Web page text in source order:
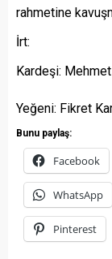
rahmetine
İrt:
Kardeşi:
Yeğeni: Fikret
Bunu paylaş:
Facebook
WhatsApp
Pinterest